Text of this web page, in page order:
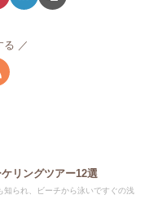
る
リングツアー12選
られ、ビーチから泳いですぐの浅